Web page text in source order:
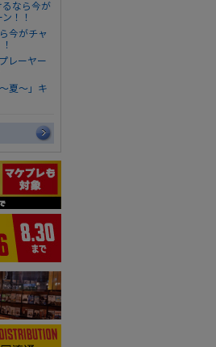
るなら今が
！！
今がチャ
レーヤー
夏～」キ